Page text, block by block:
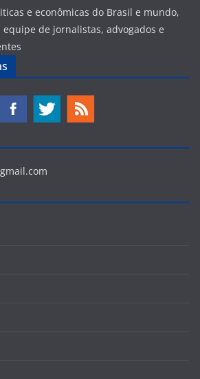
e econômicas do Brasil e mundo,
de jornalistas, advogados e